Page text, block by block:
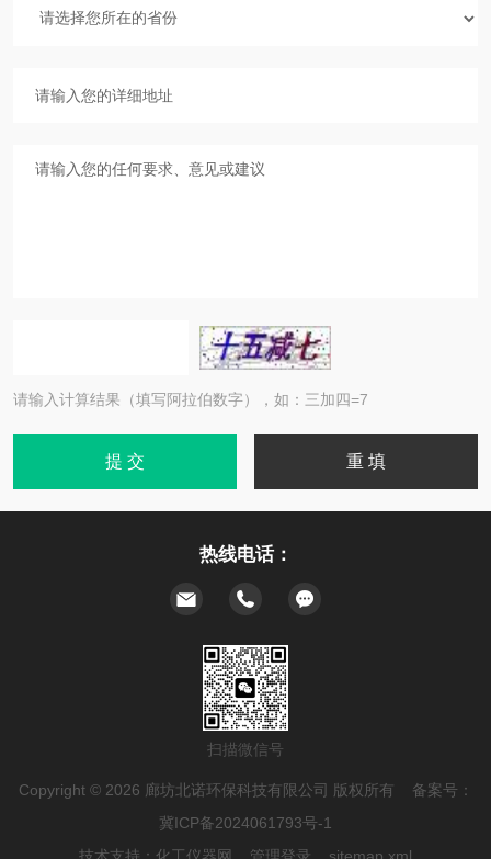
请输入计算结果（填写阿拉伯数字），如：三加四=7
热线电话：
扫描微信号
Copyright © 2026 廊坊北诺环保科技有限公司 版权所有 备案号：
冀ICP备2024061793号-1